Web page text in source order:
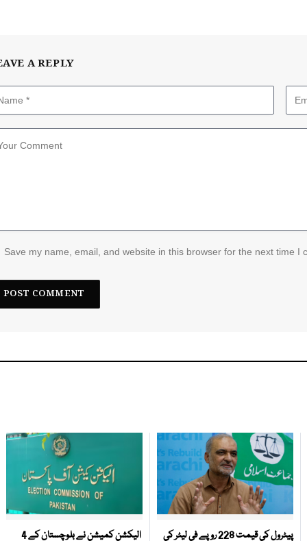
A REPLY
Save my name, email, and website in this browser for the next time I
پیٹرول کی قیمت 228 روپے فی لیٹر کی
الیکشن کمیشن نے بلوچستان کے 4